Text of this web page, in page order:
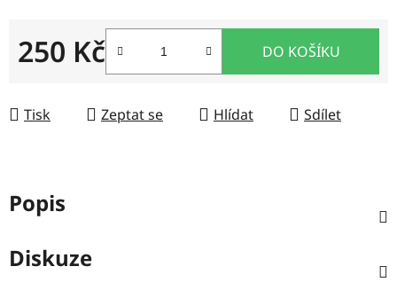
250 Kč DO KOŠÍKU
Tisk Zeptat se Hlídat Sdílet
Popis
Diskuze